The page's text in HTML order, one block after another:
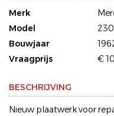
Merk
Model
Bouwjaar
Vraagprijs
€ 10
BESCHRIJVING
Nieuw plaatwerk voor